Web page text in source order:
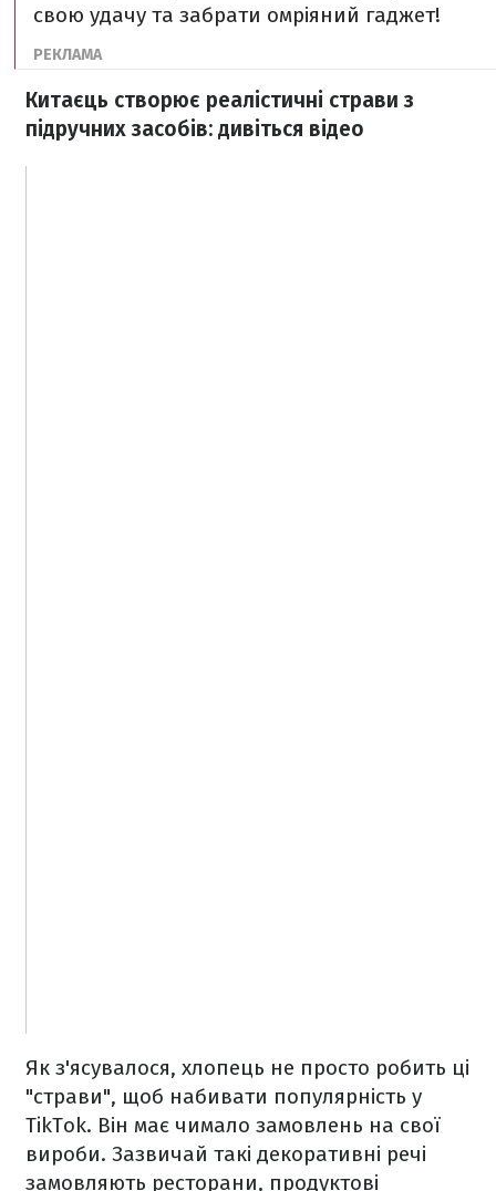
свою удачу та забрати омріяний гаджет!
Китаєць створює реалістичні страви з
підручних засобів: дивіться відео
Як з'ясувалося, хлопець не просто робить ці
"страви", щоб набивати популярність у
TikTok. Він має чимало замовлень на свої
вироби. Зазвичай такі декоративні речі
замовляють ресторани, продуктові